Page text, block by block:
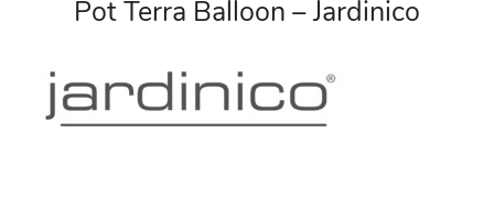
Pot Terra Balloon – Jardinico